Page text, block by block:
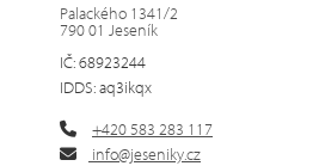
Palackého 1341/2
790 01 Jeseník
IČ: 68923244
IDDS: aq3ikqx
+420 583 283 117
info@jeseniky.cz